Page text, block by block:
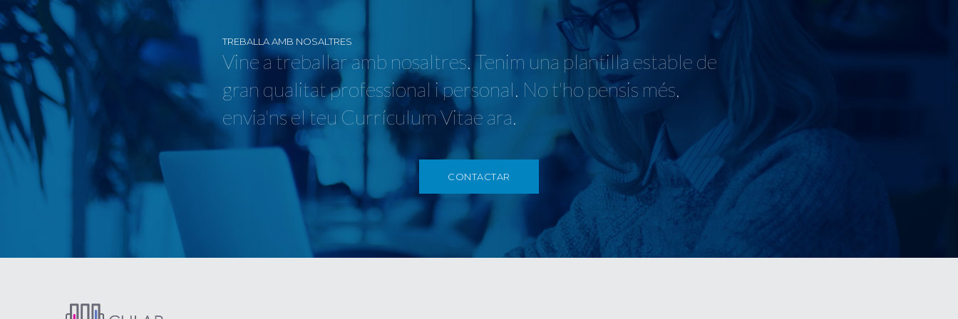
TREBALLA AMB NOSALTRES
Vine a treballar amb nosaltres. Tenim una plantilla estable de
gran qualitat professional i personal. No t'ho pensis més,
envia'ns el teu Currículum Vitae ara.
CONTACTAR